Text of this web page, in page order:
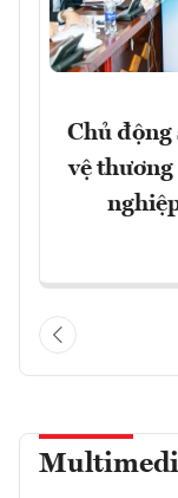
Chủ động
vệ